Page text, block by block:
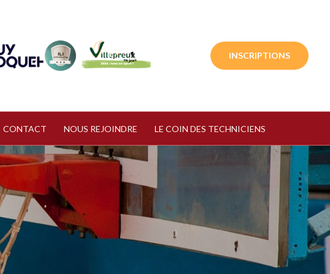
INSCRIPTIONS
CONTACT NOUS REJOINDRE LE COIN DES TECHNICIENS